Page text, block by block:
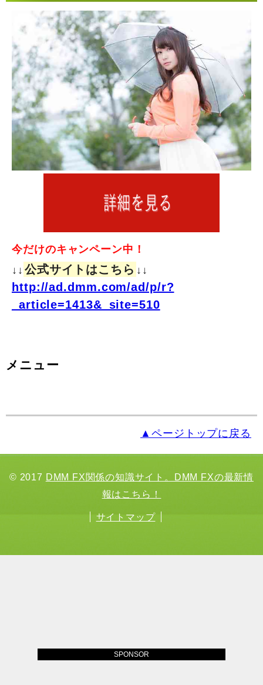
今だけのキャンペーン中！
↓↓ 公式サイトはこちら ↓↓
http://ad.dmm.com/ad/p/r?
_article=1413&_site=510
メニュー
▲ページトップに戻る
© 2017 DMM FX関係の知識サイト。DMM FXの最新情
報はこちら！
サイトマップ
SPONSOR